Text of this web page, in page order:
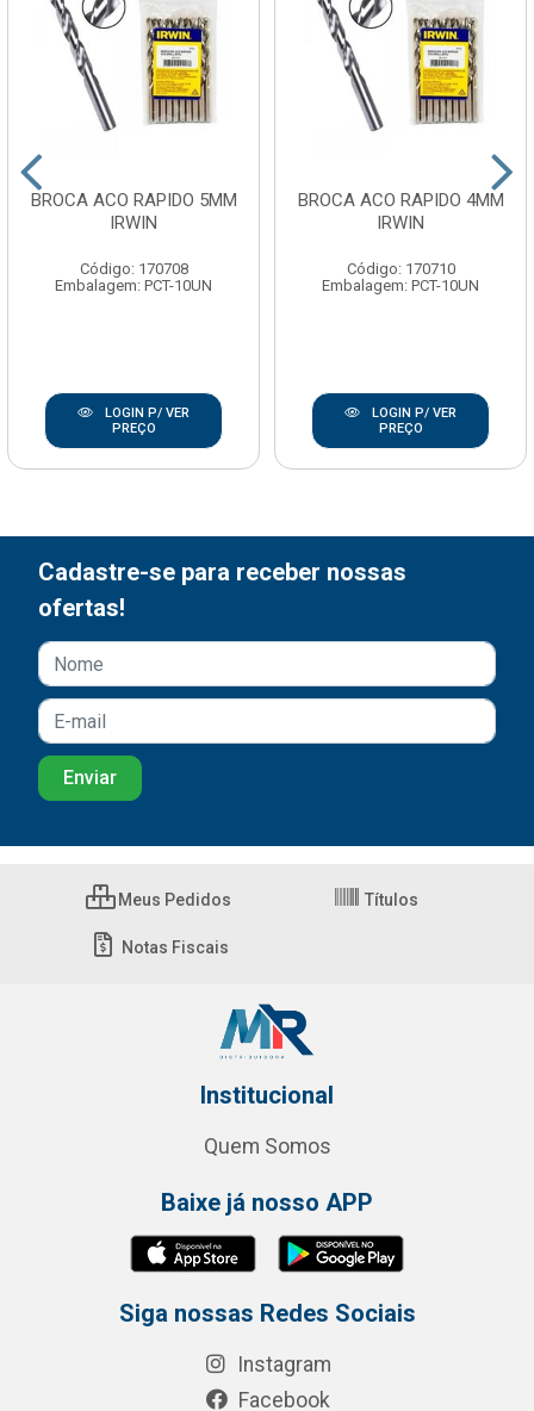
BROCA ACO RAPIDO 5MM
IRWIN
Código: 170708
Embalagem: PCT-10UN
LOGIN P/ VER
PREÇO
BROCA ACO RAPIDO 4MM
IRWIN
Código: 170710
Embalagem: PCT-10UN
LOGIN P/ VER
PREÇO
Cadastre-se para receber nossas
ofertas!
Meus Pedidos Títulos
Notas Fiscais
Institucional
Quem Somos
Baixe já nosso APP
Siga nossas Redes Sociais
Instagram
Facebook